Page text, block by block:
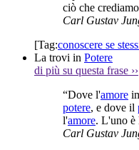
ciò che
Carl Gustav
[Tag:conoscere se
La trovi in Potere
di più su questa frase ››
“Dove l'amore
potere, e dove il
l'amore. L'uno è
Carl Gustav